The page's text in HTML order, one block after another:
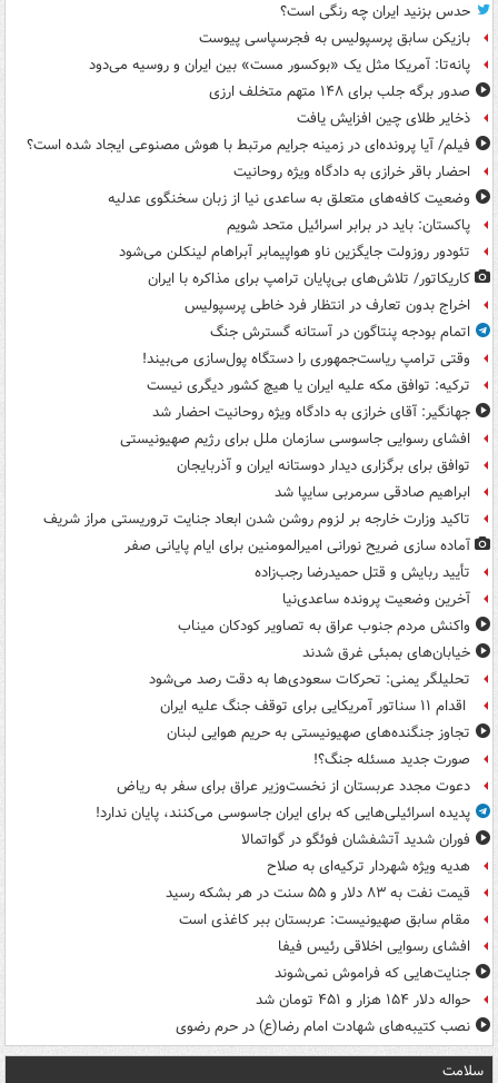
حدس بزنید ایران چه رنگی است؟
بازیکن سابق پرسپولیس به فجرسپاسی پیوست
پانه‌تا: آمریکا مثل یک «بوکسور مست» بین ایران و روسیه می‌دود
صدور برگه جلب برای ۱۴۸ متهم متخلف ارزی
ذخایر طلای چین افزایش یافت
فیلم/ آیا پرونده‌ای در زمینه جرایم مرتبط با هوش مصنوعی ایجاد شده است؟
احضار باقر خرازی به دادگاه ویژه روحانیت
وضعیت کافه‌های متعلق به ساعدی نیا از زبان سخنگوی عدلیه
پاکستان: باید در برابر اسرائیل متحد شویم
تئودور روزولت جایگزین ناو هواپیمابر آبراهام لینکلن می‌شود
کاریکاتور/ تلاش‌های بی‌پایان ترامپ برای مذاکره با ایران
اخراج بدون تعارف در انتظار فرد خاطی پرسپولیس
اتمام بودجه پنتاگون در آستانه گسترش جنگ
وقتی ترامپ ریاست‌جمهوری را دستگاه پول‌سازی می‌بیند!
ترکیه: توافق مکه علیه ایران یا هیچ کشور دیگری نیست
جهانگیر: آقای خرازی به دادگاه ویژه روحانیت احضار شد
افشای رسوایی جاسوسی سازمان ملل برای رژیم صهیونیستی
توافق برای برگزاری دیدار دوستانه ایران و آذربایجان
ابراهیم صادقی سرمربی سایپا شد
تاکید وزارت خارجه بر لزوم روشن شدن ابعاد جنایت تروریستی مراز شریف
آماده سازی ضریح نورانی امیرالمومنین برای ایام پایانی صفر
تأیید ربایش و قتل حمیدرضا رجب‌زاده
آخرین وضعیت پرونده ساعدی‌نیا
واکنش مردم جنوب عراق به تصاویر کودکان میناب
خیابان‌های بمبئی غرق شدند
تحلیلگر یمنی: تحرکات سعودی‌ها به دقت رصد می‌شود
اقدام ۱۱ سناتور آمریکایی برای توقف جنگ علیه ایران
تجاوز جنگنده‌های صهیونیستی به حریم هوایی لبنان
صورت جدید مسئله جنگ؟!
دعوت مجدد عربستان از نخست‌وزیر عراق برای سفر به ریاض
پدیده اسرائیلی‌هایی که برای ایران جاسوسی می‌کنند، پایان ندارد!
فوران شدید آتشفشان فوئگو در گواتمالا
هدیه ویژه شهردار ترکیه‌ای به صلاح
قیمت نفت به ۸۳ دلار و ۵۵ سنت در هر بشکه رسید
مقام سابق صهیونیست: عربستان ببر کاغذی است
افشای رسوایی اخلاقی رئیس فیفا
جنایت‌هایی که فراموش نمی‌شوند
حواله دلار ۱۵۴ هزار و ۴۵۱ تومان شد
نصب کتیبه‌های شهادت امام رضا(ع) در حرم رضوی
سلامت